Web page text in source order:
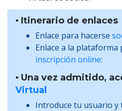
▪️ Itinerario de enlaces
Enlace para hacerse
Enlace a la plataforma
inscripción online:
▪️ Una vez admitido,
Virtual
Introduce tu usuario y